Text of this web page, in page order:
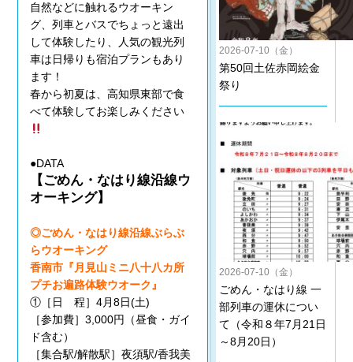
自然などに触れるウオーキン
グ、列車とバスでちょっと遠出
して体験したり、人気の観光列
車は日帰りも宿泊プランもあり
ます！
春から初夏は、高知県東部で食
べて体験してお楽しみください
●DATA
【ごめん・なはり線沿線ウ
オーキング】
◎ごめん・なはり線沿線ぶらぶ
らウオーキング
香南市『月見山ミニ八十八カ所
プチお遍路体験ウオーク』
① ［日 程］4月8日(土)
［参加費］3,000円（昼食・ガイ
ド含む）
［集合駅/解散駅］夜須駅/香我美
2026-07-10（金）
第50回土佐赤岡絵金
祭り
2026-07-10（金）
ごめん・なはり線 一
部列車の運休につい
て（令和８年7月21日
～8月20日）